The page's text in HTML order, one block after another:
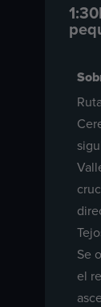
Se
el